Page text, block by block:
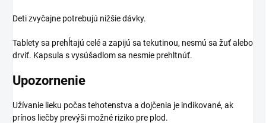
Deti zvyčajne potrebujú nižšie dávky.
Tablety sa prehĺtajú celé a zapijú sa tekutinou, nesmú sa žuť alebo
drviť. Kapsula s vysúšadlom sa nesmie prehltnúť.
Upozornenie
Užívanie lieku počas tehotenstva a dojčenia je indikované, ak
prínos liečby prevýši možné riziko pre plod.